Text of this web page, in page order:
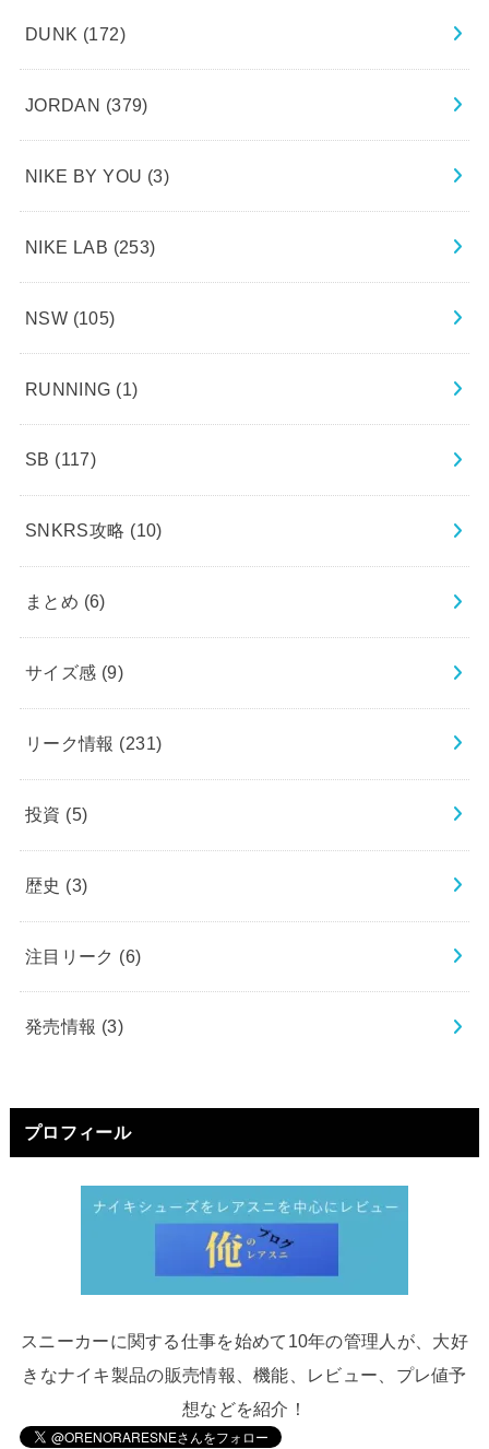
DUNK (172)
JORDAN (379)
NIKE BY YOU (3)
NIKE LAB (253)
NSW (105)
RUNNING (1)
SB (117)
SNKRS攻略 (10)
まとめ (6)
サイズ感 (9)
リーク情報 (231)
投資 (5)
歴史 (3)
注目リーク (6)
発売情報 (3)
プロフィール
スニーカーに関する仕事を始めて10年の管理人が、大好
きなナイキ製品の販売情報、機能、レビュー、プレ値予
想などを紹介！